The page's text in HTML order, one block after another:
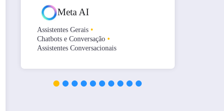
Meta AI
Assistentes Gerais•
Chatbots e Conversação•
Assistentes Conversacionais